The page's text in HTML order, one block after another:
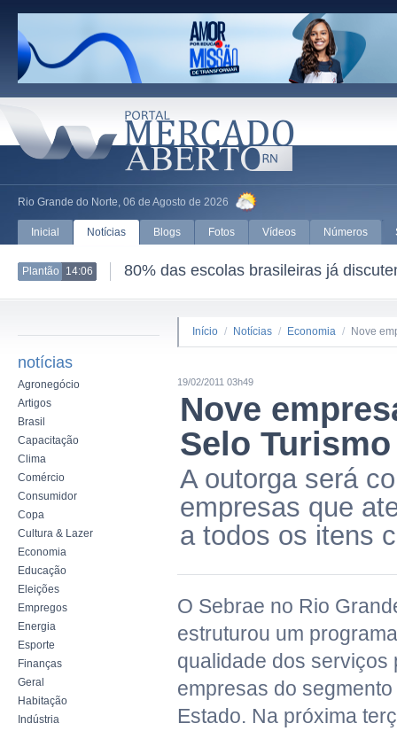
Rio Grande do Norte, 06 de Agosto de 2026
Inicial Notícias Blogs Fotos Vídeos Números
Plantão 14:06 80% das escolas brasileiras já
notícias
Agronegócio
Artigos
Brasil
Capacitação
Clima
Comércio
Consumidor
Copa
Cultura & Lazer
Economia
Educação
Eleições
Empregos
Energia
Esporte
Finanças
Geral
Habitação
Indústria
Início / Notícias / Economia / Nove
19/02/2011 03h49
Nove
Selo
A outorga será
empresas que
a todos os itens
O Sebrae no Rio
estruturou um
qualidade dos serviços
empresas do
Estado. Na próxima